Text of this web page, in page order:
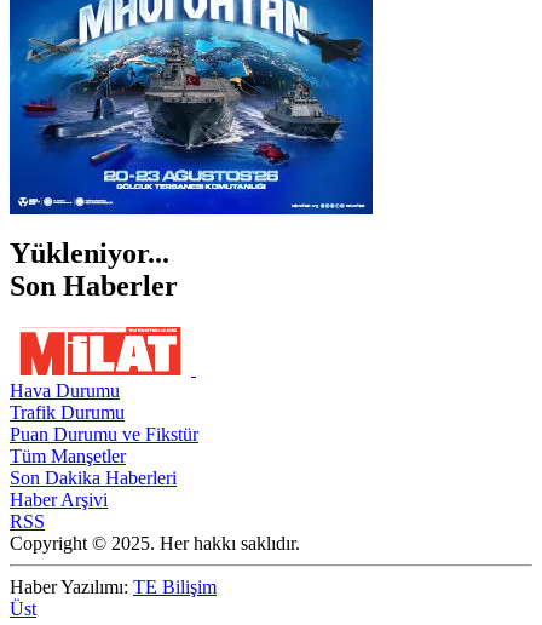
Yükleniyor...
Son Haberler
Hava Durumu
Trafik Durumu
Puan Durumu ve Fikstür
Tüm Manşetler
Son Dakika Haberleri
Haber Arşivi
RSS
Copyright © 2025. Her hakkı saklıdır.
Haber Yazılımı: TE Bilişim
Üst